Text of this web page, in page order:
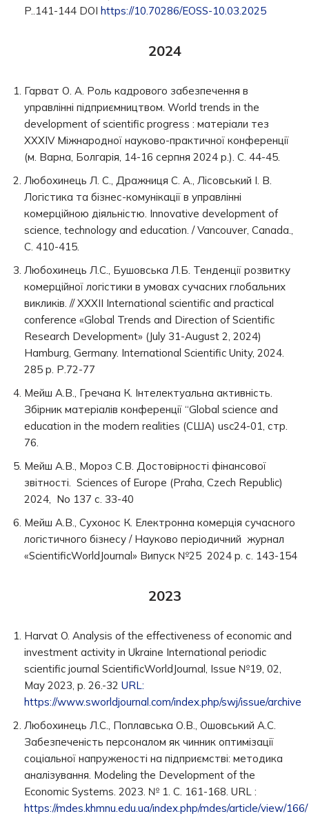
P..141-144 DOI https://10.70286/EOSS-10.03.2025
2024
Гарват О. А. Роль кадрового забезпечення в
управлінні підприємництвом. World trends in the
development of scientific progress : матеріали тез
XXXІV Міжнародної науково-практичної конференції
(м. Варна, Болгарія, 14-16 серпня 2024 р.). С. 44-45.
Любохинець Л. С., Дражниця С. А., Лісовський І. В.
Логістика та бізнес-комунікації в управлінні
комерційною діяльністю. Innovative development of
science, technology and education. / Vancouver, Canada.,
С. 410-415.
Любохинець Л.С., Бушовська Л.Б. Тенденції розвитку
комерційної логістики в умовах сучасних глобальних
викликів. // XXXІІ International scientific and practical
conference «Global Trends and Direction of Scientific
Research Development» (July 31-August 2, 2024)
Hamburg, Germany. International Scientific Unity, 2024.
285 p. Р.72-77
Мейш А.В., Гречана К. Інтелектуальна активність.
Збірник матеріалів конференції “Global science and
education in the modern realities (США) usc24-01, стр.
76.
Мейш А.В., Мороз С.В. Достовірності фінансової
звітності. Sciences of Europe (Praha, Czech Republic)
2024, No 137 с. 33-40
Мейш А.В., Сухонос К. Електронна комерція сучасного
логістичного бізнесу / Науково періодичний журнал
«ScientificWorldJournal» Випуск №25 2024 р. с. 143-154
2023
Harvat O. Analysis of the effectiveness of economic and
investment activity in Ukraine International periodic
scientific journal ScientificWorldJournal, Issue №19, 02,
May 2023, р. 26.-32 URL:
https://www.sworldjournal.com/index.php/swj/issue/archive
Любохинець Л.С., Поплавська О.В., Ошовський А.С.
Забезпеченість персоналом як чинник оптимізації
соціальної напруженості на підприємстві: методика
аналізування. Modeling the Development of the
Economic Systems. 2023. № 1. С. 161-168. URL :
https://mdes.khmnu.edu.ua/index.php/mdes/article/view/